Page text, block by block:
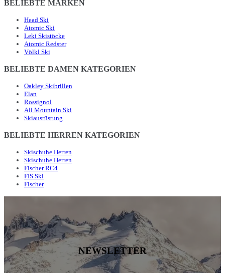
BELIEBTE MARKEN
Head Ski
Atomic Ski
Leki Skistöcke
Atomic Redster
Völkl Ski
BELIEBTE DAMEN KATEGORIEN
Oakley Skibrillen
Elan
Rossignol
All Mountain Ski
Skiausrüstung
BELIEBTE HERREN KATEGORIEN
Skischuhe Herren
Skischuhe Herren
Fischer RC4
FIS Ski
Fischer
NEWSLETTER